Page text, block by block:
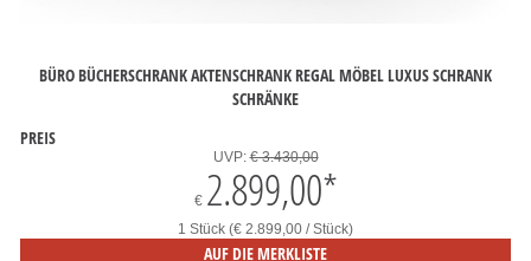
BÜRO BÜCHERSCHRANK AKTENSCHRANK REGAL MÖBEL LUXUS SCHRANK
SCHRÄNKE
PREIS
UVP:€ 3.430,00
€ 2.899,00*
1 Stück (€ 2.899,00 / Stück)
AUF DIE MERKLISTE